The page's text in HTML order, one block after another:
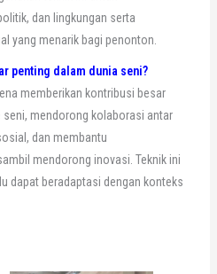
dan lingkungan serta
yang menarik bagi penonton.
penting dalam dunia seni?
memberikan kontribusi besar
mendorong kolaborasi antar
dan membantu
mendorong inovasi. Teknik ini
dapat beradaptasi dengan konteks